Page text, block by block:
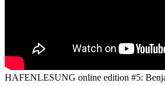
HAFENLESUNG online edition #5: